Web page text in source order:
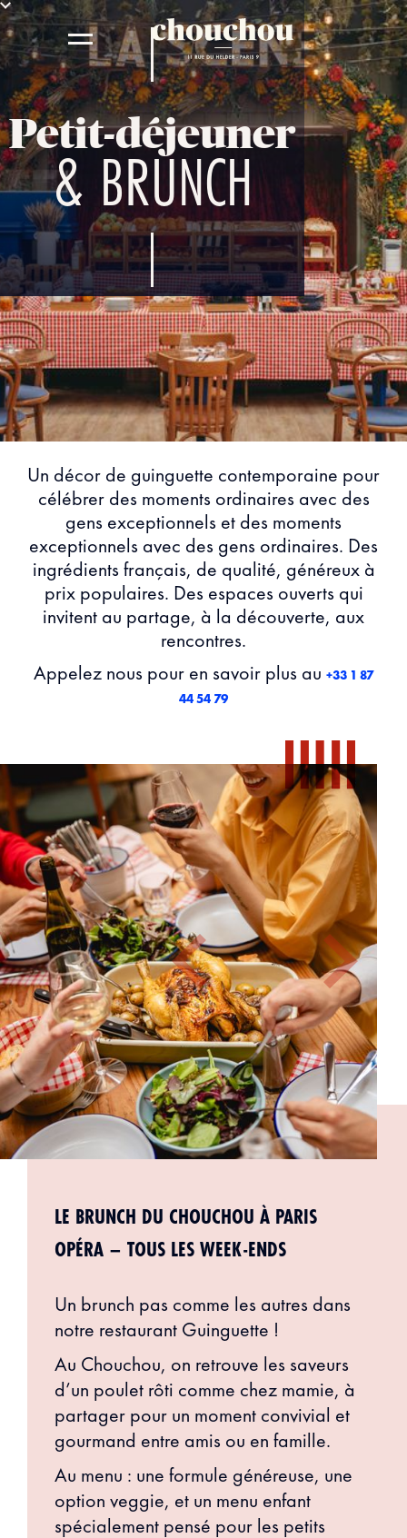
Petit-déjeuner
& BRUNCH
Un décor de guinguette contemporaine pour
célébrer des moments ordinaires avec des
gens exceptionnels et des moments
exceptionnels avec des gens ordinaires. Des
ingrédients français, de qualité, généreux à
prix populaires. Des espaces ouverts qui
invitent au partage, à la découverte, aux
rencontres.
Appelez nous pour en savoir plus au +33 1 87
44 54 79
LE BRUNCH DU CHOUCHOU À PARIS
OPÉRA – TOUS LES WEEK-ENDS
Un brunch pas comme les autres dans
notre restaurant Guinguette !
Au Chouchou, on retrouve les saveurs
d’un poulet rôti comme chez mamie, à
partager pour un moment convivial et
gourmand entre amis ou en famille.
Au menu : une formule généreuse, une
option veggie, et un menu enfant
spécialement pensé pour les petits